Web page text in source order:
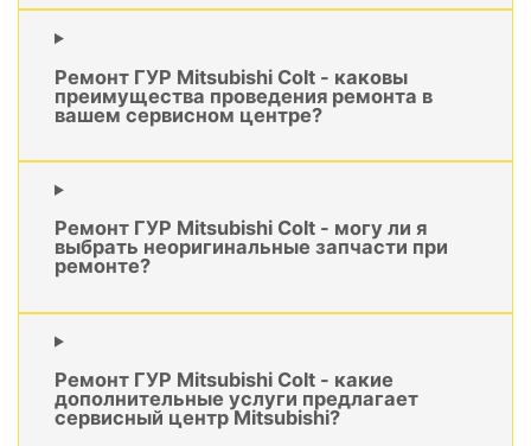
Ремонт ГУР Mitsubishi Colt - каковы
преимущества проведения ремонта в
вашем сервисном центре?
Ремонт ГУР Mitsubishi Colt - могу ли я
выбрать неоригинальные запчасти при
ремонте?
Ремонт ГУР Mitsubishi Colt - какие
дополнительные услуги предлагает
сервисный центр Mitsubishi?